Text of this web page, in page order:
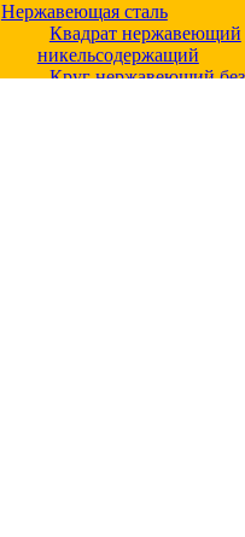
Нержавеющая сталь
Квадрат нержавеющий
никельсодержащий
Круг нержавеющий